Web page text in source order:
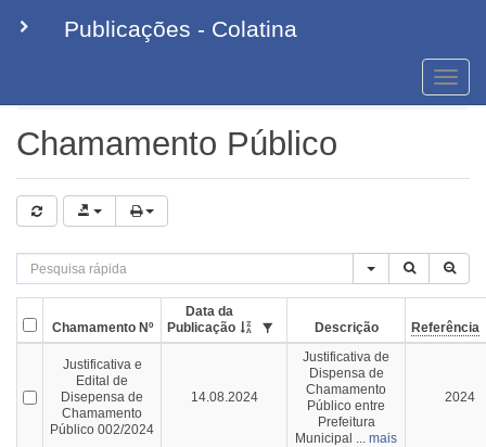
Publicações - Colatina
Toggle
Chamamento Público
Chamamento Nº
Data da
Publicação
Descrição Referência
Justificativa e
Edital de
Disepensa de
Chamamento
Público 002/2024
14.08.2024
Justificativa de
Dispensa de
Chamamento
Público entre
Prefeitura
Municipal ... mais
2024